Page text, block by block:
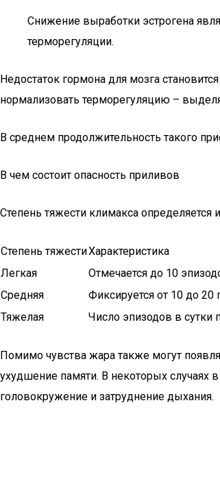
Снижение выработки эстрогена
терморегуляции.
Недостаток гормона для мозга
нормализовать терморегуляцию –
В среднем продолжительность такого
В чем состоит опасность приливов
Степень тяжести климакса определяется
Степень тяжестиХарактеристика
Легкая
Отмечается до 10
Средняя
Фиксируется от 10 до 20
Тяжелая
Число эпизодов в сутки
Помимо чувства жара также могут
ухудшение памяти. В некоторых
головокружение и затруднение дыхания.